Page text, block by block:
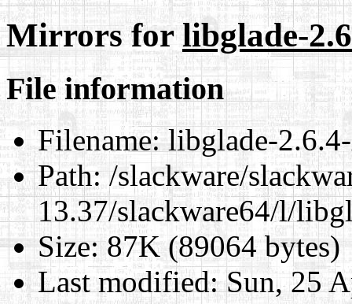
Mirrors forlibglade-
File information
Filename:libglade-
Path:/slackware/
13.37/slackware64/l/
Size:87K (89064 bytes)
Last modified:Sun, 25